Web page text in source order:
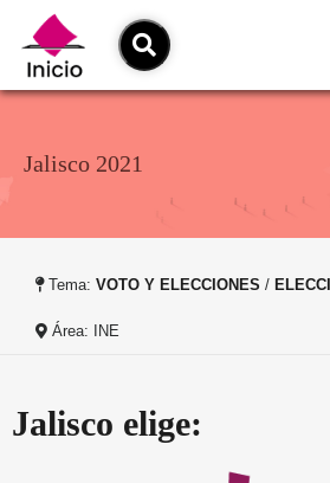
Jalisco 2021
Tema: VOTO Y ELECCIONES /
Área: INE
Jalisco elige: